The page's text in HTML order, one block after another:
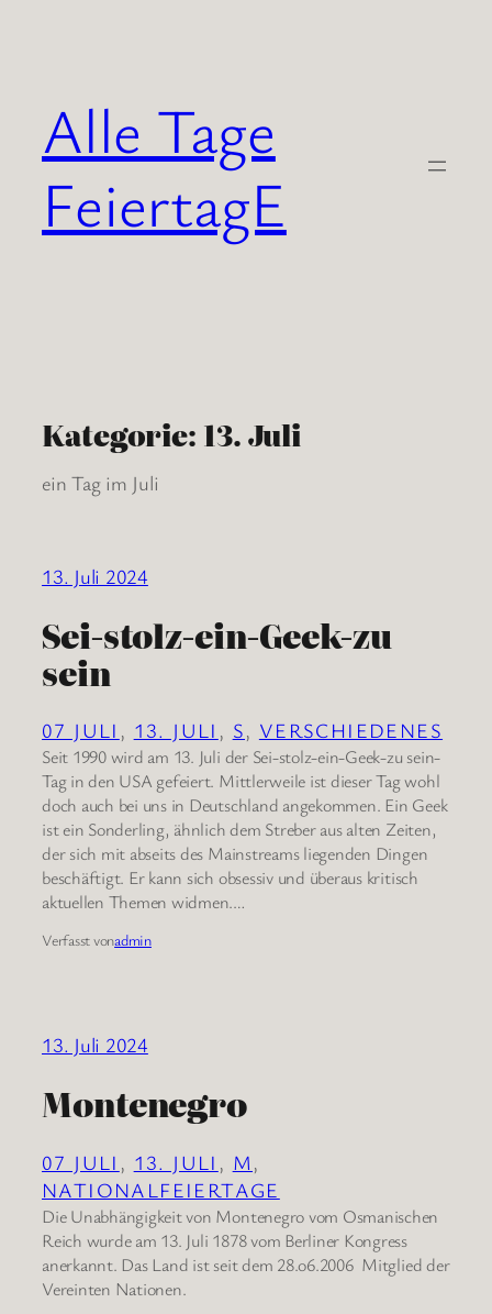
Alle Tage
FeiertagE
Kategorie: 13. Juli
ein Tag im Juli
13. Juli 2024
Sei-stolz-ein-Geek-zu
sein
07 JULI , 13. JULI , S, VERSCHIEDENES
Seit 1990 wird am 13. Juli der Sei-stolz-ein-Geek-zu sein-
Tag in den USA gefeiert. Mittlerweile ist dieser Tag wohl
doch auch bei uns in Deutschland angekommen. Ein Geek
ist ein Sonderling, ähnlich dem Streber aus alten Zeiten,
der sich mit abseits des Mainstreams liegenden Dingen
beschäftigt. Er kann sich obsessiv und überaus kritisch
aktuellen Themen widmen.…
Verfasst vonadmin
13. Juli 2024
Montenegro
07 JULI , 13. JULI , M
NATIONALFEIERTAGE
Die Unabhängigkeit von Montenegro vom Osmanischen
Reich wurde am 13. Juli 1878 vom Berliner Kongress
anerkannt. Das Land ist seit dem 28.o6.2006 Mitglied der
Vereinten Nationen.